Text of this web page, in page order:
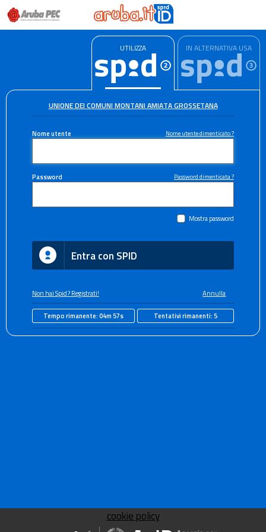
UTILIZZA IN ALTERNATIVA USA
UNIONE DEI COMUNI MONTANI AMIATA GROSSETANA
Nome utente Nome utente dimenticato ?
Password Password dimenticata ?
Mostra password
Entra con SPID
Non hai Spid? Registrati! Annulla
Tempo rimanente:04m 57s Tentativi rimanenti:5
cookie policy